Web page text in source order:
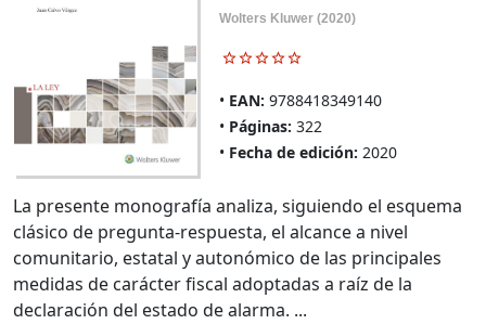
Wolters Kluwer (2020)
EAN: 9788418349140
Páginas: 322
Fecha de edición: 2020
La presente monografía analiza, siguiendo el esquema
clásico de pregunta-respuesta, el alcance a nivel
comunitario, estatal y autonómico de las principales
medidas de carácter fiscal adoptadas a raíz de la
declaración del estado de alarma. ...